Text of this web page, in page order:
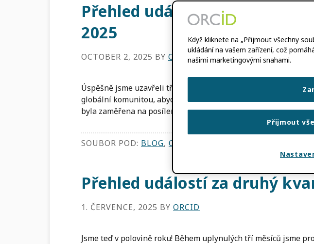
Přehled událostí za třetí
2025
OCTOBER 2, 2025 BY ORCID
Úspěšně jsme uzavřeli třetí čtvrtletí roku 2025! Těšili jsme se z
globální komunitou, abychom se mohli hlouběji zapojit a učit
byla zaměřena na posílení […]
SOUBOR POD: BLOG, ORCID NOVINKY
Přehled událostí za druhý
1. ČERVENCE, 2025 BY ORCID
Jsme teď v polovině roku! Během uplynulých tří měsíců jsme
Když kliknete na „Přijmout všechny
ukládání na vašem zařízení, což
našimi marketingovými snahami.
Přijmout